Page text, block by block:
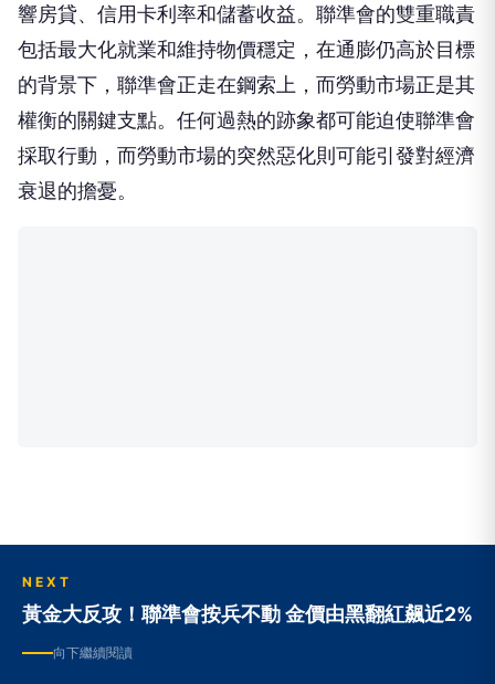
響房貸、信用卡利率和儲蓄收益。聯準會的雙重職責
包括最大化就業和維持物價穩定，在通膨仍高於目標
的背景下，聯準會正走在鋼索上，而勞動市場正是其
權衡的關鍵支點。任何過熱的跡象都可能迫使聯準會
採取行動，而勞動市場的突然惡化則可能引發對經濟
衰退的擔憂。
NEXT
黃金大反攻！聯準會按兵不動 金價由黑翻紅飆近2%
向下繼續閱讀